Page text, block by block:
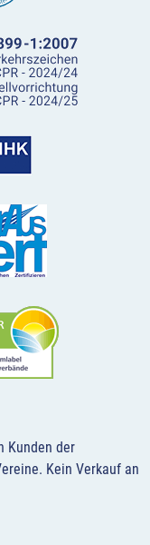
Kunden der
Kein Verkauf an